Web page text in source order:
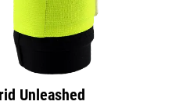
Unleashed